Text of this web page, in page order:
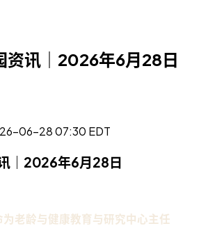
资讯｜2026年6月28日
06-28 07:30 EDT
｜2026年6月28日
老龄与健康教育与研究中心主任